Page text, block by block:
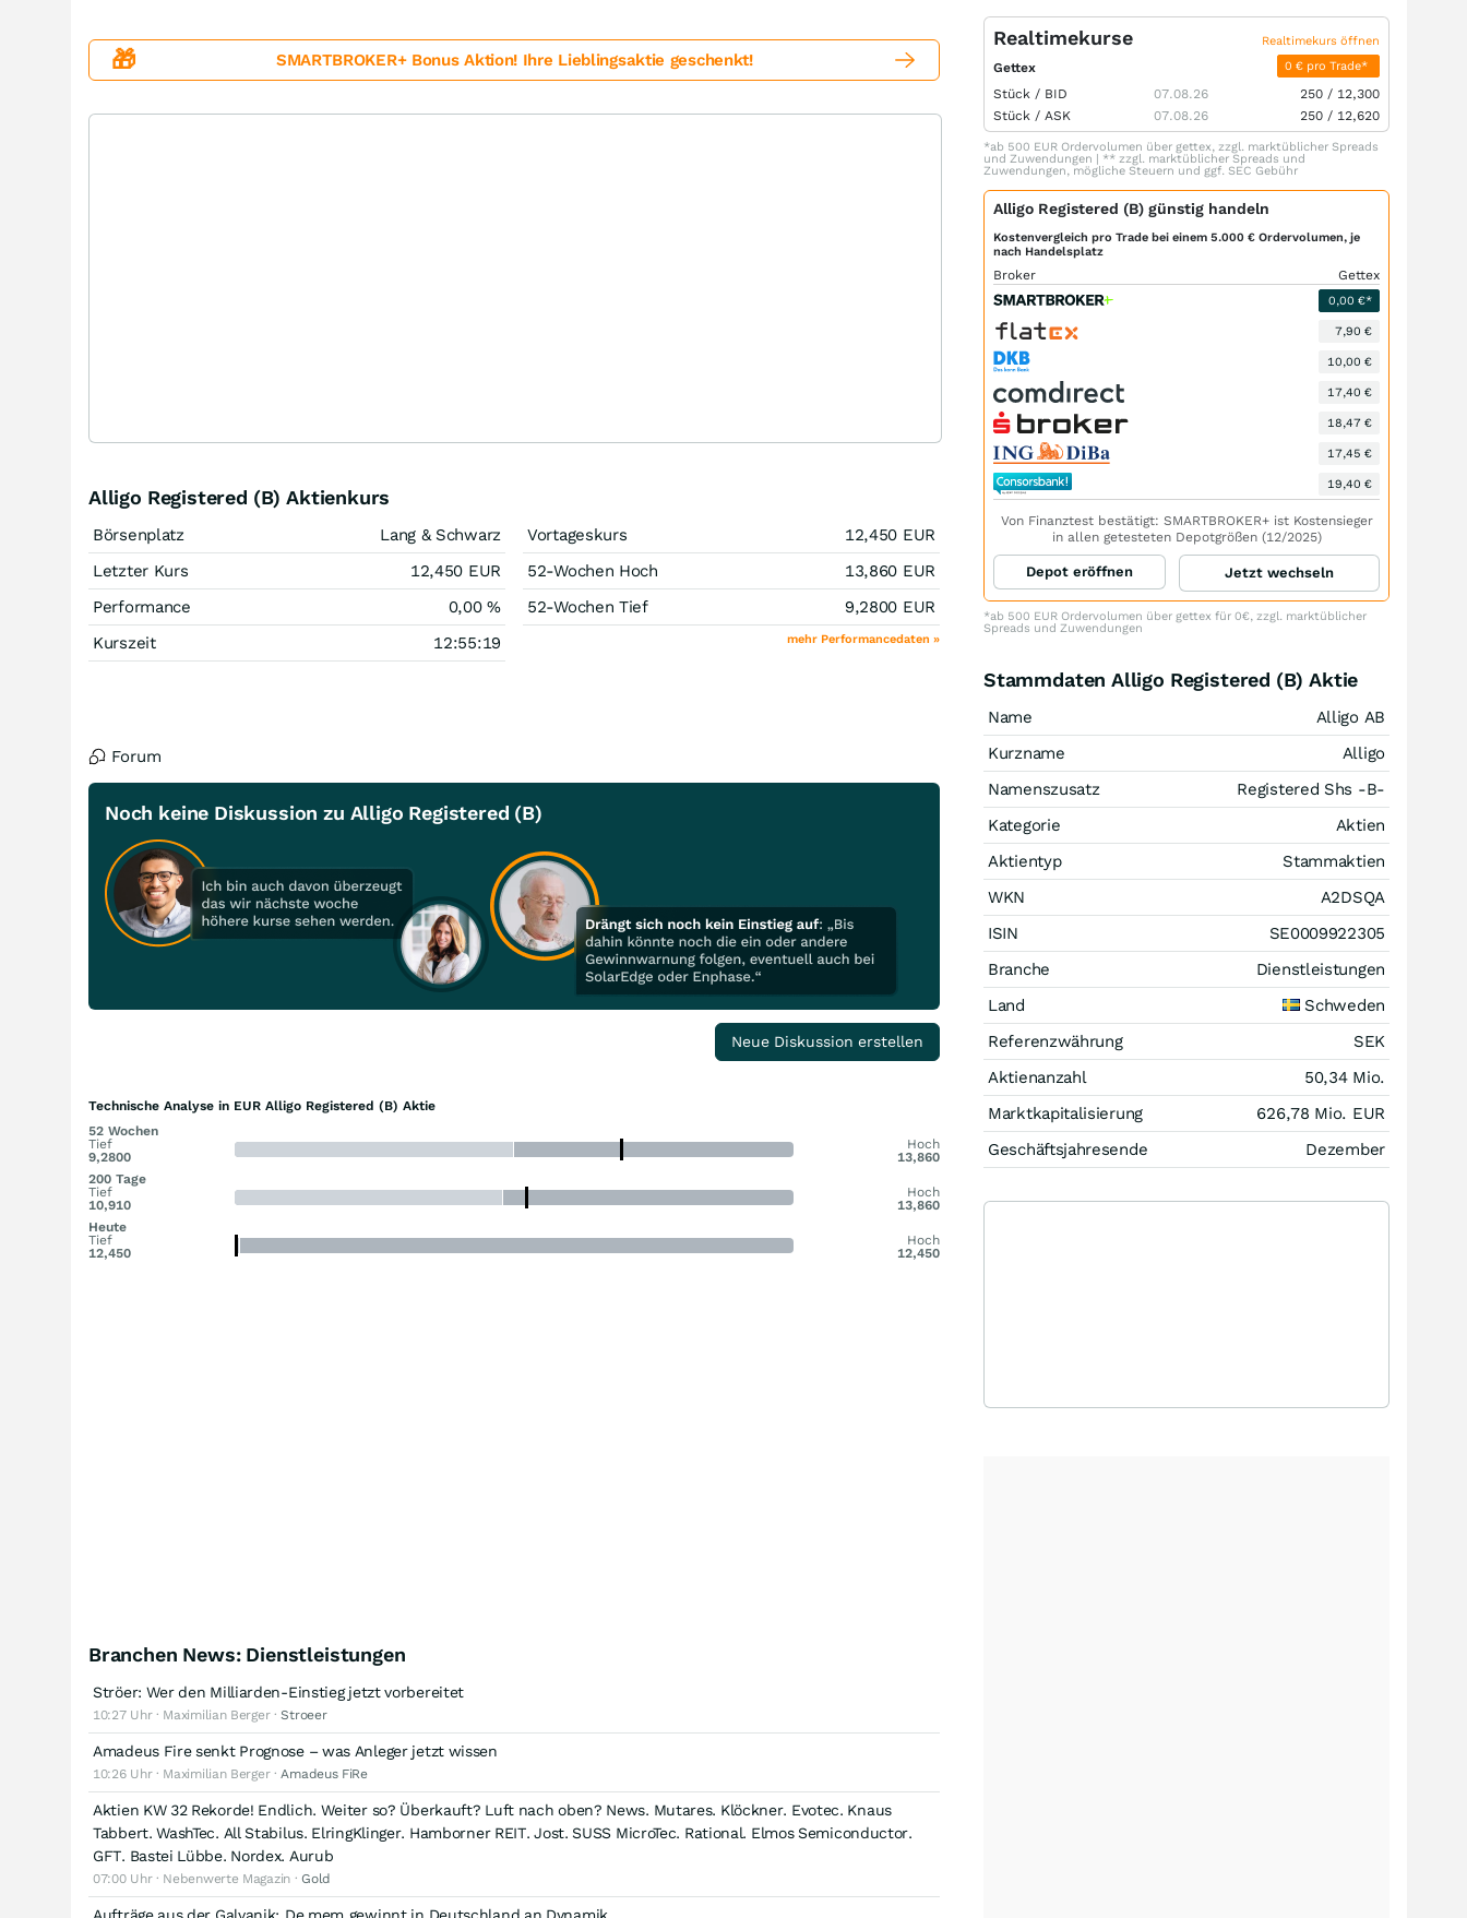
🎁 SMARTBROKER+ Bonus Aktion! Ihre Lieblingsaktie geschenkt!
Alligo Registered (B) Aktienkurs
Börsenplatz
Lang & Schwarz
Letzter Kurs
12,450 EUR
Performance
0,00%
Kurszeit
12:55:19
Vortageskurs 12,450 EUR
52-Wochen Hoch
13,860 EUR
52-Wochen Tief
9,2800 EUR
mehr Performancedaten »
Forum
Noch keine Diskussion zu Alligo Registered (B)
Neue Diskussion erstellen
Technische Analyse in EUR Alligo Registered (B) Aktie
52 Wochen
Tief
9,2800
Hoch
13,860
200 Tage
Tief
10,910
Hoch
13,860
Heute
Tief
12,450
Hoch
12,450
Branchen News: Dienstleistungen
Ströer: Wer den Milliarden-Einstieg jetzt vorbereitet
10:27 Uhr · Maximilian Berger ·Stroeer
Amadeus Fire senkt Prognose – was Anleger jetzt wissen
10:26 Uhr · Maximilian Berger ·Amadeus FiRe
Aktien KW 32 Rekorde! Endlich. Weiter so? Überkauft? Luft nach oben? News. Mutares. Klöckner. Evotec. Knaus
Tabbert. WashTec. All Stabilus. ElringKlinger. Hamborner REIT. Jost. SUSS MicroTec. Rational. Elmos Semiconductor.
GFT. Bastei Lübbe. Nordex. Aurub
07:00 Uhr · Nebenwerte Magazin ·Gold
Realtimekurse Realtimekurs öffnen
Gettex 0 € pro Trade*
Stück / BID 07.08.26 250 / 12,300
Stück / ASK 07.08.26 250 / 12,620
*ab 500 EUR Ordervolumen über gettex, zzgl. marktüblicher Spreads
und Zuwendungen | ** zzgl. marktüblicher Spreads und
Zuwendungen, mögliche Steuern und ggf. SEC Gebühr
Alligo Registered (B) günstig handeln
Kostenvergleich pro Trade bei einem 5.000 € Ordervolumen, je
nach Handelsplatz
Broker Gettex
0,00 €*
7,90 €
10,00 €
17,40 €
18,47 €
17,45 €
19,40 €
Von Finanztest bestätigt: SMARTBROKER+ ist Kostensieger
in allen getesteten Depotgrößen (12/2025)
Depot eröffnen Jetzt wechseln
*ab 500 EUR Ordervolumen über gettex für 0€, zzgl. marktüblicher
Spreads und Zuwendungen
Stammdaten Alligo Registered (B) Aktie
Name
Alligo AB
Kurzname
Alligo
Namenszusatz
Registered Shs -B-
Kategorie
Aktien
Aktientyp
Stammaktien
WKN
A2DSQA
ISIN
SE0009922305
Branche
Dienstleistungen
Land
Schweden
Referenzwährung
SEK
Aktienanzahl
50,34 Mio.
Marktkapitalisierung
626,78 Mio. EUR
Geschäftsjahresende
Dezember